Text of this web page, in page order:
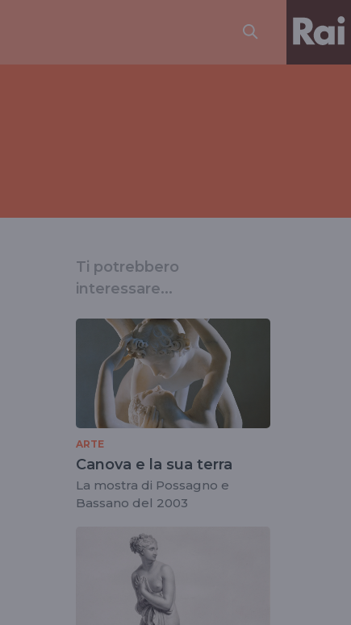
Ti potrebbero
interessare...
ARTE
Canova e la sua terra
La mostra di Possagno e
Bassano del 2003